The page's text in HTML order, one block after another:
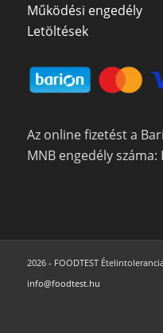
Működési engedély
Letöltések
Az online fizetést a
MNB engedély száma:
2026 - FOODTEST
info@foodtest.hu